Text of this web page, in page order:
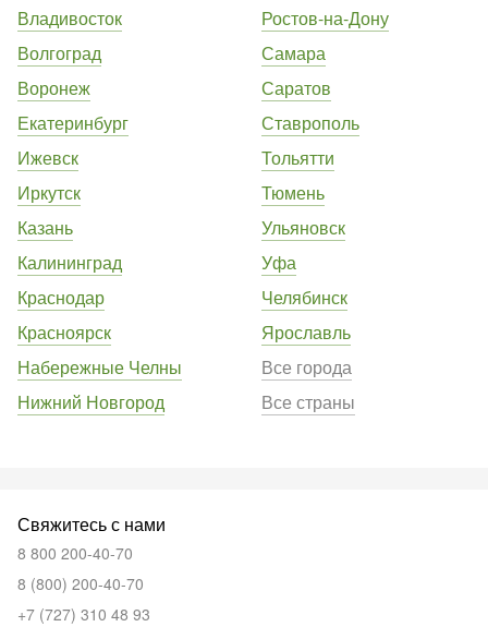
Владивосток
Волгоград
Воронеж
Екатеринбург
Ижевск
Иркутск
Казань
Калининград
Краснодар
Красноярск
Набережные Челны
Нижний Новгород
Ростов-на-Дону
Самара
Саратов
Ставрополь
Тольятти
Тюмень
Ульяновск
Уфа
Челябинск
Ярославль
Все города
Все страны
Свяжитесь с нами
8 800 200-40-70
8 (800) 200-40-70
+7 (727) 310 48 93